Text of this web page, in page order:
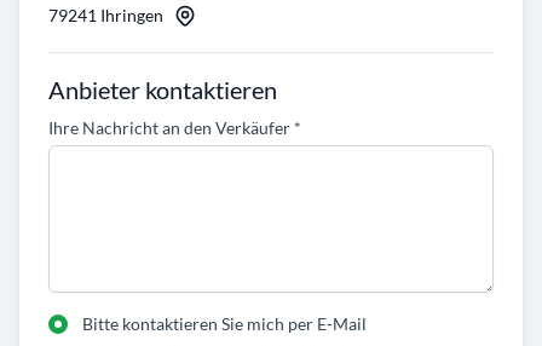
79241 Ihringen
Anbieter kontaktieren
Ihre Nachricht an den Verkäufer *
Bitte kontaktieren Sie mich per E-Mail